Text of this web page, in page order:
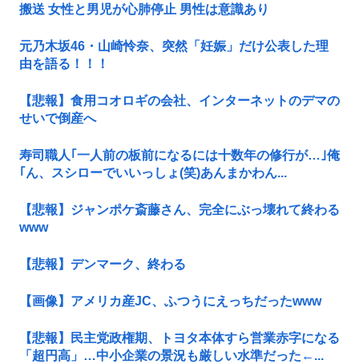
搬送 女性と男児が心肺停止 男性は意識あり
元乃木坂46・山崎怜奈、突然「妊娠」だけ公表した理
由を語る！！！
【悲報】食用コオロギの会社、インターネットのデマの
せいで倒産へ
寿司職人｢一人前の板前になるには十数年の修行が…｣俺
｢ん、スシローでいいっしょ(笑)あんまかわん...
【悲報】ジャンポケ斎藤さん、完全にぶっ壊れて終わる
www
【悲報】デンマーク、終わる
【画像】アメリカ産JC、ふつうにえっちだったwww
【悲報】民主党政権期、トヨタ本体すら営業赤字になる
「超円高」…中小企業の景況も厳しい水準だった←...